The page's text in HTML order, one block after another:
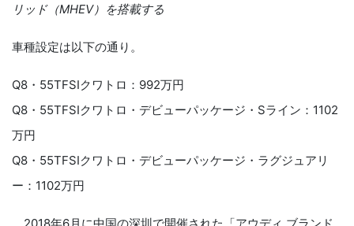
リッド（MHEV）を搭載する
車種設定は以下の通り。
Q8・55TFSIクワトロ：992万円
Q8・55TFSIクワトロ・デビューパッケージ・Sライン：1102
万円
Q8・55TFSIクワトロ・デビューパッケージ・ラグジュアリ
ー：1102万円
2018年6月に中国の深圳で開催された「アウディ ブランド